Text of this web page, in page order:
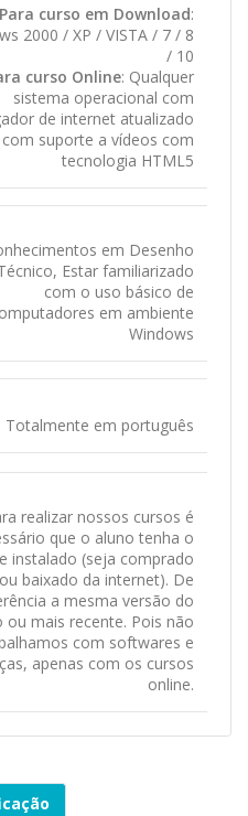
Para curso em Download:
2000 / XP / VISTA / 7 / 8
/ 10
curso Online: Qualquer
sistema operacional com
de internet atualizado
com suporte a vídeos com
tecnologia HTML5
em Desenho
, Estar familiarizado
com o uso básico de
em ambiente
Windows
Totalmente em português
realizar nossos cursos é
que o aluno tenha o
instalado (seja comprado
ou baixado da internet). De
a mesma versão do
ou mais recente. Pois não
com softwares e
apenas com os cursos
online.